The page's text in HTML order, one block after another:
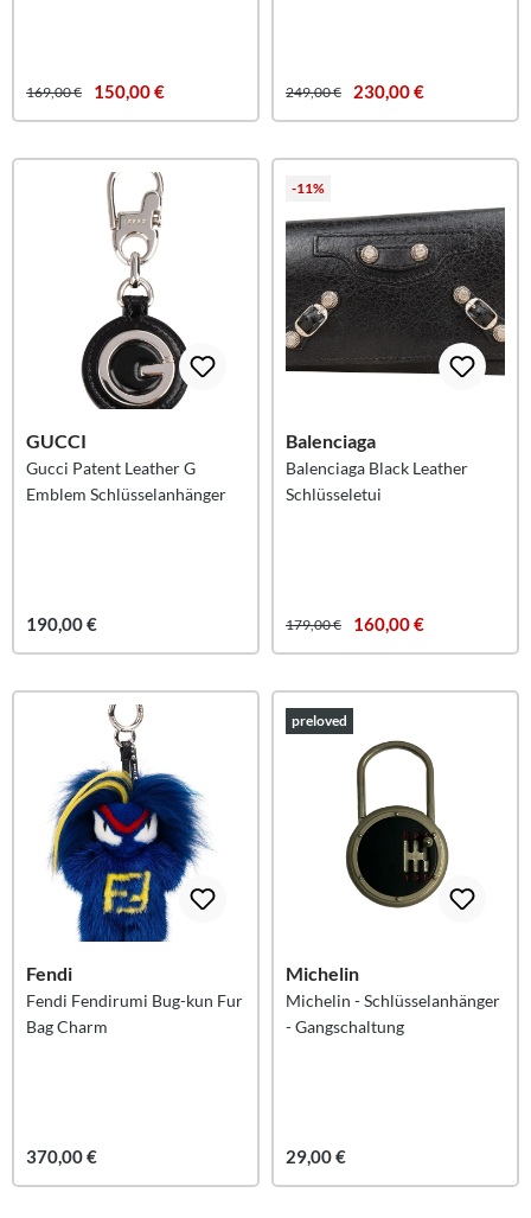
169,00 € 150,00 € 249,00 € 230,00 €
GUCCI
Gucci Patent Leather G
Emblem Schlüsselanhänger
190,00 €
-11%
Balenciaga
Balenciaga Black Leather
Schlüsseletui
179,00 € 160,00 €
Fendi
Fendi Fendirumi Bug-kun Fur
Bag Charm
370,00 €
preloved
Michelin
Michelin - Schlüsselanhänger
- Gangschaltung
29,00 €